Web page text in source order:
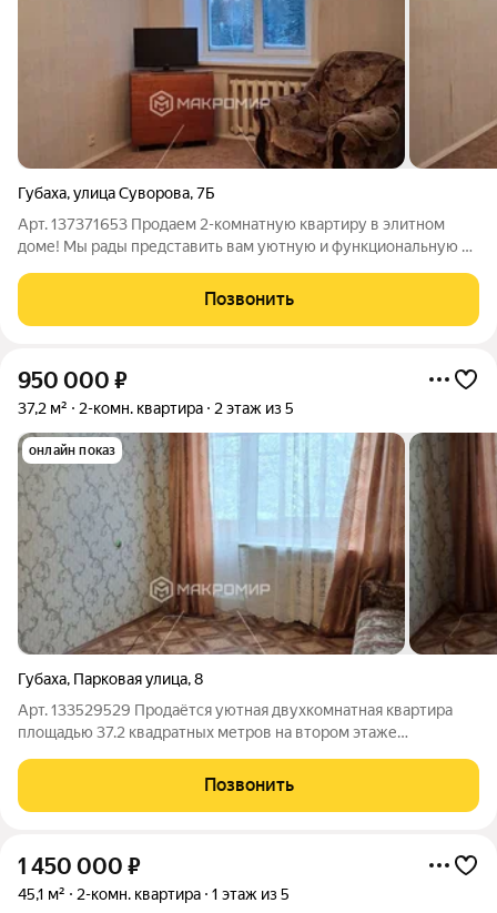
Губаха,улица Суворова,7Б
Арт. 137371653 Продаем 2-комнатную квартиру в элитном
доме! Мы рады представить вам уютную и функциональную 2-
престижных домов города. Этот объект недвижимости имеет
все необходимое для комфортной
Позвонить
950 000 ₽
37,2 м² 2-комн. квартира 2 этаж из 5
онлайн показ
Губаха, Парковая улица,8
Арт. 133529529 Продаётся уютная двухкомнатная квартира
площадью 37.2 квадратных метров на втором этаже
город Губаха, посёлок Новая Губаха, Парковая улица, дом 8.
Жилая площадь составляет 19.1
Позвонить
1 450 000 ₽
45,1 м² 2-комн. квартира 1 этаж из 5